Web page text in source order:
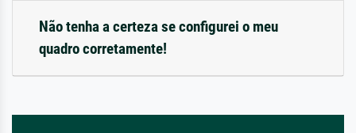
Não tenha a certeza se configurei o meu
quadro corretamente!